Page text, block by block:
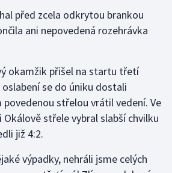
před zcela odkrytou brankou
ani nepovedená rozehrávka
okamžik přišel na startu třetí
se do úniku dostali
střelou vrátil vedení. Ve
střele vybral slabší chvilku
již 4:2.
výpadky, nehráli jsme celých